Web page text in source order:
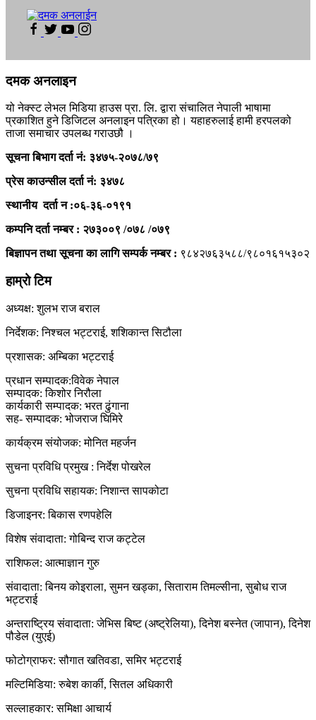
दमक अनलाइन
यो नेक्स्ट लेभल मिडिया हाउस प्रा. लि. द्वारा संचालित नेपाली भाषामा
प्रकाशित हुने डिजिटल अनलाइन पत्रिका हो। यहाहरुलाई हामी हरपलको
ताजा समाचार उपलब्ध गराउछौ ।
सूचना बिभाग दर्ता नं: ३४७५-२०७८/७९
प्रेस काउन्सील दर्ता नं: ३४७८
स्थानीय दर्ता न :०६-३६-०१९१
कम्पनि दर्ता नम्बर : २७३००९ /०७८ /०७९
बिज्ञापन तथा सूचना का लागि सम्पर्क नम्बर : ९८४२७६३५८८/९८०१६१५३०२
हाम्रो टिम
अध्यक्ष: शुलभ राज बराल
निर्देशक: निश्चल भट्टराई, शशिकान्त सिटौला
प्रशासक: अम्बिका भट्टराई
प्रधान सम्पादक:विवेक नेपाल
सम्पादक: किशोर निरौला
कार्यकारी सम्पादक: भरत ढुंगाना
सह- सम्पादक: भोजराज घिमिरे
कार्यक्रम संयोजक: मोनित महर्जन
सुचना प्रविधि प्रमुख : निर्देश पोखरेल
सुचना प्रविधि सहायक: निशान्त सापकोटा
डिजाइनर: बिकास रणपहेलि
विशेष संवादाता: गोबिन्द राज कट्टेल
राशिफल: आत्माज्ञान गुरु
संवादाता: बिनय कोइराला, सुमन खड्का, सिताराम तिमल्सीना, सुबोध राज
भट्टराई
अन्तराष्ट्रिय संवादाता: जेभिस बिष्ट (अष्ट्रेलिया), दिनेश बस्नेत (जापान), दिनेश
पौडेल (युएई)
फोटोग्राफर: सौगात खतिवडा, समिर भट्टराई
मल्टिमिडिया: रुबेश कार्की, सितल अधिकारी
सल्लाहकार: समिक्षा आचार्य